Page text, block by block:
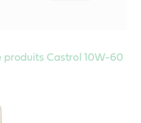
produits Castrol 10W-60